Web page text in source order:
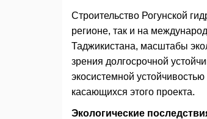
Строительство Рогунской
регионе, так и на
Таджикистана, масштабы
зрения долгосрочной
экосистемной
касающихся этого проекта.
Экологические